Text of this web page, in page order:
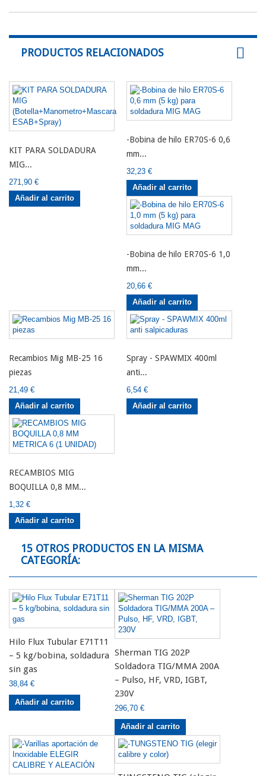
PRODUCTOS RELACIONADOS
KIT PARA SOLDADURA
MIG...
271,90 €
Añadir al carrito
-Bobina de hilo ER70S-6 0,6
mm...
32,23 €
Añadir al carrito
-Bobina de hilo ER70S-6 1,0
mm...
20,66 €
Añadir al carrito
Recambios Mig MB-25 16
piezas
21,49 €
Añadir al carrito
Spray - SPAWMIX 400ml
anti...
6,54 €
Añadir al carrito
RECAMBIOS MIG
BOQUILLA 0,8 MM...
1,32 €
Añadir al carrito
15 OTROS PRODUCTOS EN LA MISMA
CATEGORÍA:
Hilo Flux Tubular E71T11
– 5 kg/bobina, soldadura
sin gas
38,84 €
Añadir al carrito
Sherman TIG 202P
Soldadora TIG/MMA 200A
– Pulso, HF, VRD, IGBT,
230V
296,70 €
Añadir al carrito